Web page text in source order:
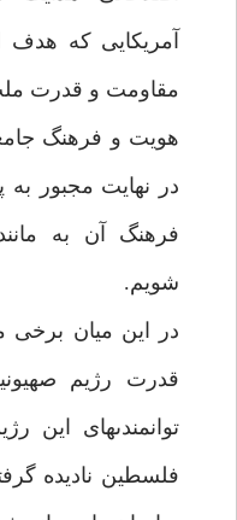
آمريكايى كه هدف
مقاومت و قدرت
هويت و فرهنگ
در نهايت مجبور
فرهنگ آن به
شويم.
در اين ميان برخى
قدرت رژيم
توانمندى‏هاى اين
فلسطين ناديده